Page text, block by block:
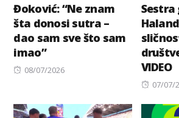
Đoković: “Ne znam
šta donosi sutra –
dao sam sve što sam
imao”
Posted
08/07/2026
Sestra
VIDEO
Posted
07/07/